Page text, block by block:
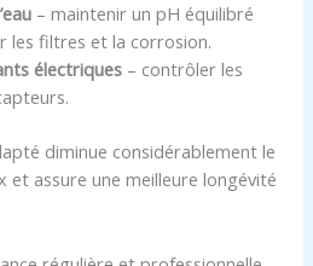
– maintenir un pH équilibré
les filtres et la corrosion.
électriques – contrôler les
diminue considérablement le
et assure une meilleure longévité